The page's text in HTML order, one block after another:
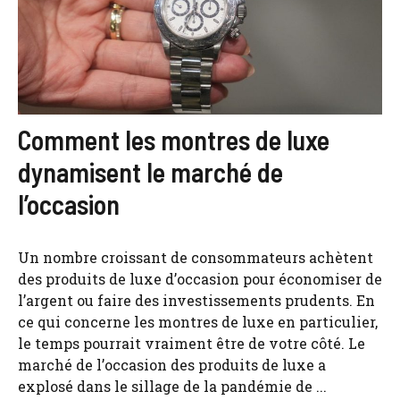
Comment les montres de luxe
dynamisent le marché de
l’occasion
Un nombre croissant de consommateurs achètent
des produits de luxe d’occasion pour économiser de
l’argent ou faire des investissements prudents. En
ce qui concerne les montres de luxe en particulier,
le temps pourrait vraiment être de votre côté. Le
marché de l’occasion des produits de luxe a
explosé dans le sillage de la pandémie de ...